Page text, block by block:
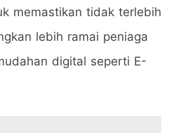
memastikan tidak terlebih
lebih ramai peniaga
digital seperti E-